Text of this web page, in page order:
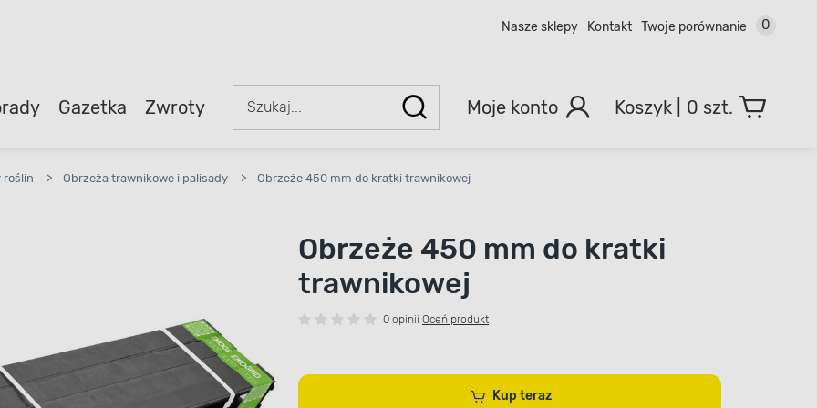
Nasze sklepy Kontakt Twoje porównanie 0
Gazetka Zwroty Moje konto 0 szt.
roślin > Obrzeża trawnikowe i palisady > Obrzeże 450 mm do kratki trawnikowej
Obrzeże 450 mm do kratki
trawnikowej
0 opinii Oceń produkt
Kup teraz